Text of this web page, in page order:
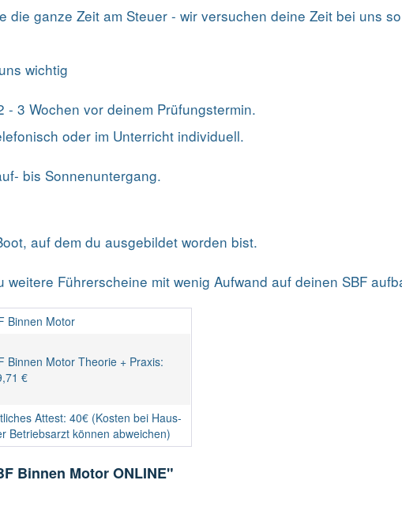
die ganze Zeit am Steuer - wir versuchen deine Zeit bei uns
wichtig
3 Wochen vor deinem Prüfungstermin.
oder im Unterricht individuell.
bis Sonnenuntergang.
auf dem du ausgebildet worden bist.
Führerscheine mit wenig Aufwand auf deinen SBF
Binnen Motor
Binnen Motor Theorie + Praxis:
€
Attest: 40€ (Kosten bei Haus-
Betriebsarzt können abweichen)
Binnen Motor ONLINE"